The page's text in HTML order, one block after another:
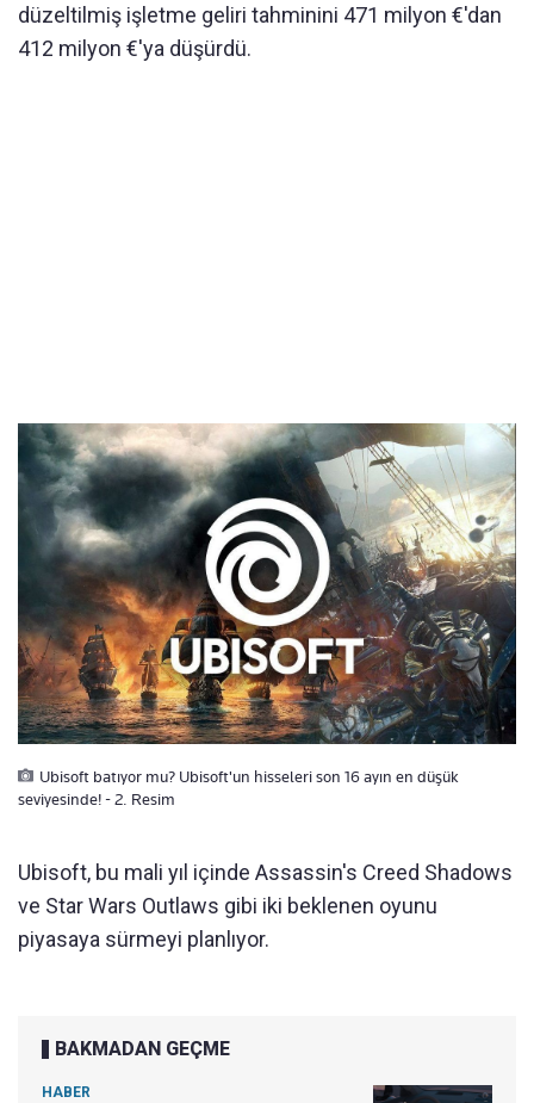
düzeltilmiş işletme geliri tahminini 471 milyon €'dan
412 milyon €'ya düşürdü.
Ubisoft batıyor mu? Ubisoft'un hisseleri son 16 ayın en düşük
seviyesinde! - 2. Resim
Ubisoft, bu mali yıl içinde Assassin's Creed Shadows
ve Star Wars Outlaws gibi iki beklenen oyunu
piyasaya sürmeyi planlıyor.
BAKMADAN GEÇME
HABER